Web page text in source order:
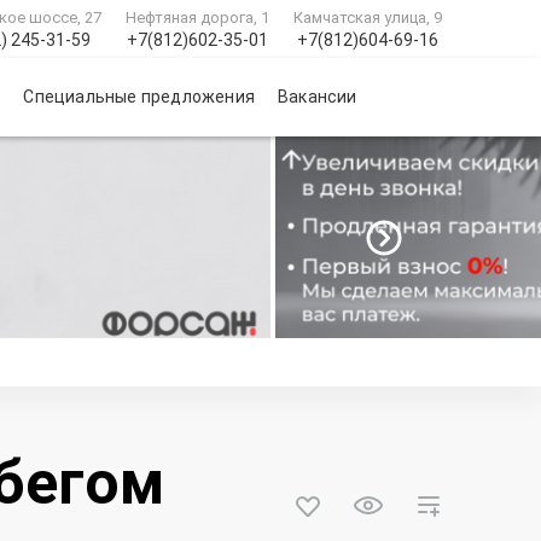
245-31-59
шоссе, 27
+7(812)602-35-01
Нефтяная дорога, 1
+7(812)604-69-16
Камчатская улица, 9
Специальные предложения Вакансии